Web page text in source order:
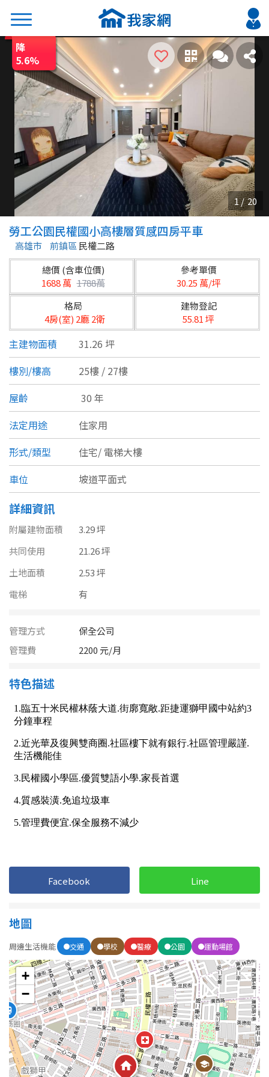
搜尋
熱門關鍵字
2026 台北降價好屋限量釋出
2026 新北降價好屋限量釋出
2026 台中降價好屋限量釋出
2026 台南降價好屋限量釋出
2026 高雄降價好屋限量釋出
縣市
不限
台北市
基隆市
新北市
宜蘭縣
桃園市
新竹市
新竹縣
苗栗縣
台中市
雲林縣
嘉義市
台南市
澎湖縣
台東縣
花蓮縣
區域
類型(可複選)
公寓
別墅 透天厝
農舍 辦公
坪數
不拘
60~70 坪
80坪以上
~ 坪
樓層
不拘
地下室
格局
不拘
1房
2房 3房
4房 5房以上
降
5.6%
勞工公園民權國小高樓層質感四房平車
高雄市 前鎮區 民權二路
總價 (含車位價)
1688 萬1788萬
參考單價
30.25 萬/坪
格局
4房(室) 2廳 2衛
建物登記
55.81 坪
主建物面積
31.26 坪
樓別/樓高
25樓 / 27樓
屋齡
30 年
法定用途
住家用
形式/類型
住宅/ 電梯大樓
車位
坡道平面式
詳細資訊
附屬建物面積
3.29 坪
共同使用
21.26 坪
土地面積
2.53 坪
電梯
有
管理方式
保全公司
管理費
2200 元/月
特色描述
Facebook Line
地圖
周邊生活機能 交通 學校 醫療 公園 運動場館
+
−